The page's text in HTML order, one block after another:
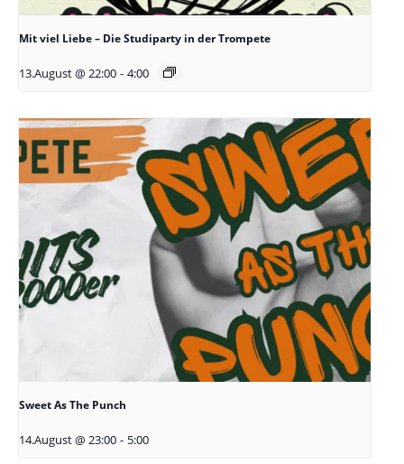
Mit viel Liebe – Die Studiparty in der Trompete
13.August @ 22:00 - 4:00
Sweet As The Punch
14.August @ 23:00 - 5:00